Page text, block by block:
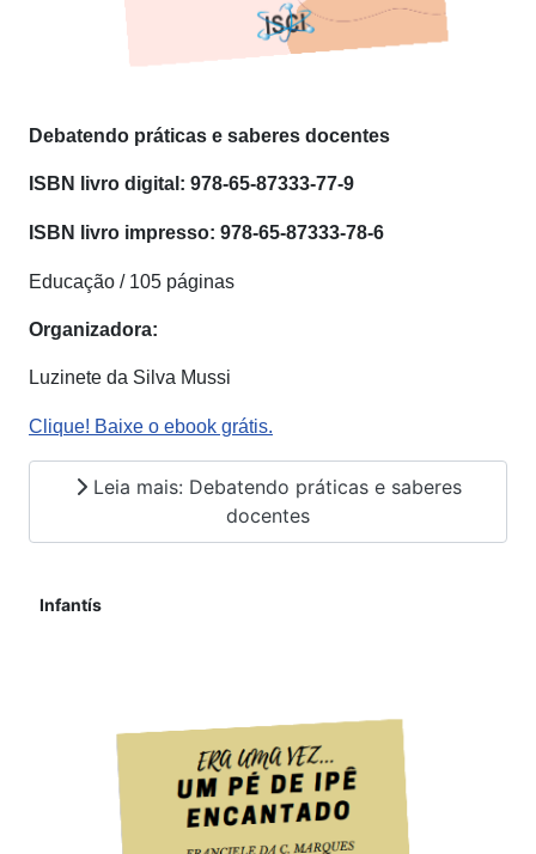
Debatendo práticas e saberes docentes
ISBN livro digital: 978-65-87333-77-9
ISBN livro impresso: 978-65-87333-78-6
Educação / 105 páginas
Organizadora:
Luzinete da Silva Mussi
Clique! Baixe o ebook grátis.
Leia mais: Debatendo práticas e saberes
docentes
Infantís